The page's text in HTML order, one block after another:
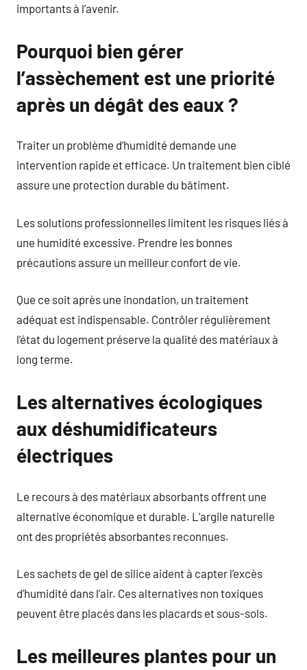
importants à l’avenir.
Pourquoi bien gérer
l’assèchement est une priorité
après un dégât des eaux ?
Traiter un problème d’humidité demande une
intervention rapide et efficace. Un traitement bien ciblé
assure une protection durable du bâtiment.
Les solutions professionnelles limitent les risques liés à
une humidité excessive. Prendre les bonnes
précautions assure un meilleur confort de vie.
Que ce soit après une inondation, un traitement
adéquat est indispensable. Contrôler régulièrement
l’état du logement préserve la qualité des matériaux à
long terme.
Les alternatives écologiques
aux déshumidificateurs
électriques
Le recours à des matériaux absorbants offrent une
alternative économique et durable. L’argile naturelle
ont des propriétés absorbantes reconnues.
Les sachets de gel de silice aident à capter l’excès
d’humidité dans l’air. Ces alternatives non toxiques
peuvent être placés dans les placards et sous-sols.
Les meilleures plantes pour un